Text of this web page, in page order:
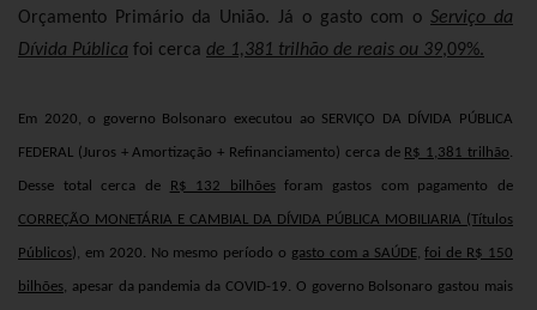
Orçamento Primário da União. Já o gasto com o Serviço da
Dívida Pública foi cerca de 1,381 trilhão de reais ou 39,09%.
Em 2020, o governo Bolsonaro executou ao SERVIÇO DA DÍVIDA PÚBLICA
FEDERAL (Juros + Amortização + Refinanciamento) cerca de R$ 1,381 trilhão.
Desse total cerca de R$ 132 bilhõesforam gastos com pagamento de
CORREÇÃO MONETÁRIA E CAMBIAL DA DÍVIDA PÚBLICA MOBILIARIA (Títulos
Públicos), em 2020. No mesmo período o gasto com a SAÚDE,foi de R$ 150
bilhões, apesar da pandemia da COVID-19. O governo Bolsonaro gastou mais